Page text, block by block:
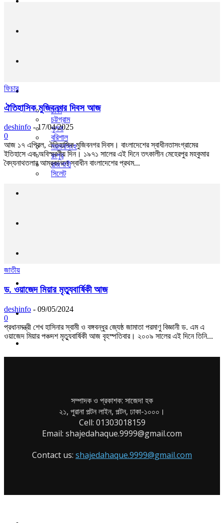
ঢাকা
চট্টগ্রাম
খুলনা
বরিশাল
ময়মনসিংহ
রংপুর
রাজশাহী
সিলেট
তথ্যপ্রযুক্তি
উন্নয়ন
বঙ্গবন্ধু ও মুক্তিযুদ্ধ
সাক্ষাৎকার
মতামত
ফিচার
ঐতিহাসিক মুজিবনগর দিবস আজ
deshinfo - 17/04/2025
0
আজ ১৭ এপ্রিল, ঐতিহাসিক মুজিবনগর দিবস। বাংলাদেশের স্বাধীনতাসংগ্রামের
ইতিহাসে এক অবিস্মরণীয় দিন। ১৯৭১ সালের এই দিনে তৎকালীন মেহেরপুর মহকুমার
বৈদ্যনাথতলার আম্রকাননে স্বাধীন বাংলাদেশের প্রথম...
জাতীয়
ড. ওয়াজেদ মিয়ার মৃত্যুবার্ষিকী আজ
deshinfo - 09/05/2024
0
প্রধানমন্ত্রী শেখ হাসিনার স্বামী ও বঙ্গবন্ধুর জ্যেষ্ঠ জামাতা পরমাণু বিজ্ঞানী ড. এম এ
ওয়াজেদ মিয়ার পঞ্চদশ মৃত্যুবার্ষিকী আজ বৃহস্পতিবার। ২০০৯ সালের এই দিনে তিনি...
সম্পাদক ও প্রকাশক: সাজেদা হক
২১, পুরানা পল্টন লাইন, পল্টন, ঢাকা-১০০০।
Cell: 01303018159
Email: shajedahaque.9999@gmail.com
Contact us: shajedahaque.9999@gmail.com